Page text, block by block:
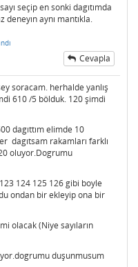
seçip en sonki dagıtımda
deneyın aynı mantıkla.
Cevapla
soracam. herhalde yanlış
610 /5 bölduk. 120 şimdi
dagıttım elimde 10
dagıtsam rakamları farklı
oluyor.Dogrumu
124 125 126 gibi boyle
ondan bir ekleyip ona bir
olacak (Niye sayıların
duşunmusum